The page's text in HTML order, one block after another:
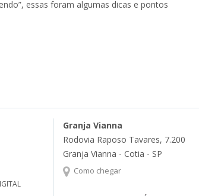
essas foram algumas dicas e pontos
Granja Vianna
Rodovia Raposo Tavares, 7.200
Granja Vianna - Cotia - SP
Como chegar